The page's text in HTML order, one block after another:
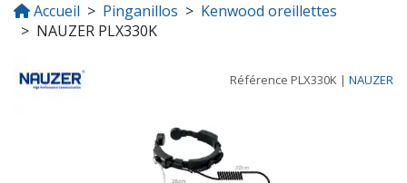
Accueil Pinganillos
Kenwood oreillettes
NAUZER PLX330K
Référence PLX330K | NAUZER